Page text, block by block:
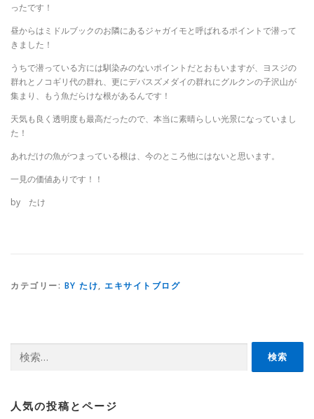
ったです！
昼からはミドルブックのお隣にあるジャガイモと呼ばれるポイントで潜って
きました！
うちで潜っている方には馴染みのないポイントだとおもいますが、ヨスジの
群れとノコギリ代の群れ、更にデバスズメダイの群れにグルクンの子沢山が
集まり、もう魚だらけな根があるんです！
天気も良く透明度も最高だったので、本当に素晴らしい光景になっていまし
た！
あれだけの魚がつまっている根は、今のところ他にはないと思います。
一見の価値ありです！！
by たけ
カテゴリー: BY たけ, エキサイトブログ
索:
人気の投稿とページ